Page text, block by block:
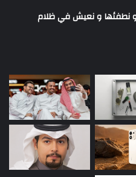
أو نطفئها و نعيش في ظلام